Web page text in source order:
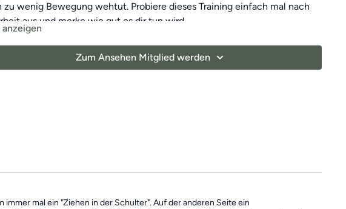
zu wenig Bewegung wehtut. Probiere dieses Training einfach mal nach
aus und merke wie gut es dir tun wird.
dir viel Spaß beim Mitmachen!😍
Zum Ansehen Mitglied werden
mal ein "Ziehen in der Schulter". Auf der anderen Seite ein